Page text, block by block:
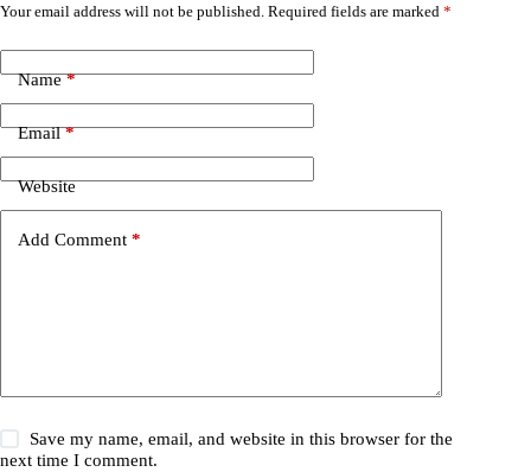
Your email address will not be published. Required fields are marked *
Name*
Email*
Website
Add Comment *
Save my name, email, and website in this browser for the
next time I comment.
A
t
e
r
t
i
v